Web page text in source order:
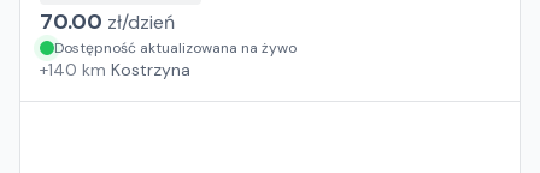
70.00 zł/dzień
Dostępność aktualizowana na żywo
+140 km Kostrzyna